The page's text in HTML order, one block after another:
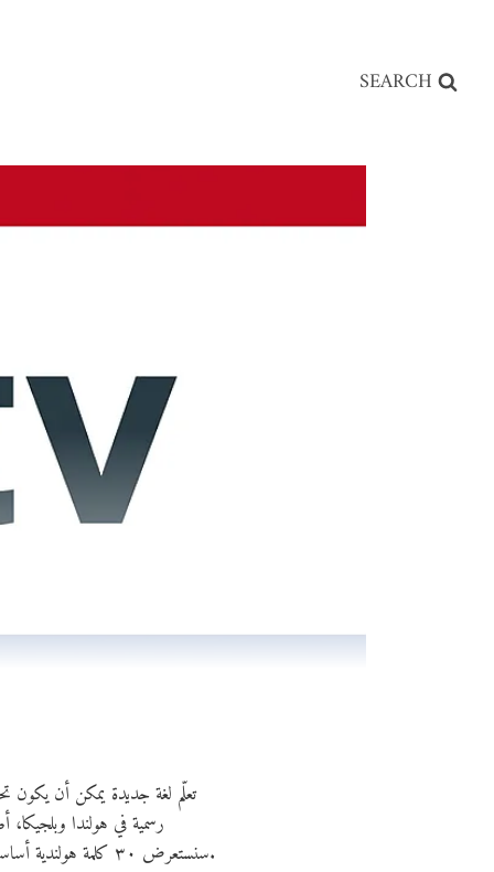
SEARCH
تعلّم لغة جديدة يمكن أن يكون
رسمية في هولندا
سنستعرض ٣٠ كلمة هولندية أساسية ستساعدك على بناء قاعدة قوية من المفردات التي يمكن استخدامها يوميًا في المدارس والجامعات ومراكز التعليم المختلفة.